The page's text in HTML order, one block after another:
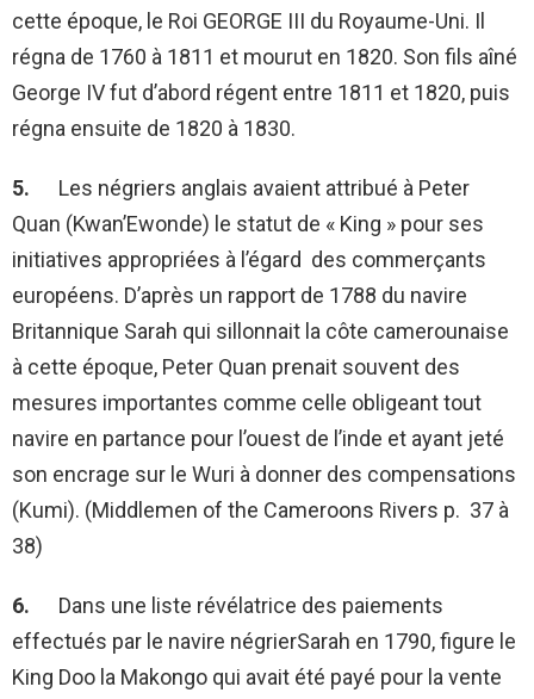
cette époque, le Roi GEORGE III du Royaume-Uni. Il
régna de 1760 à 1811 et mourut en 1820. Son fils aîné
George IV fut d’abord régent entre 1811 et 1820, puis
régna ensuite de 1820 à 1830.
5. Les négriers anglais avaient attribué à Peter
Quan (Kwan’Ewonde) le statut de « King » pour ses
initiatives appropriées à l’égard des commerçants
européens. D’après un rapport de 1788 du navire
Britannique Sarah qui sillonnait la côte camerounaise
à cette époque, Peter Quan prenait souvent des
mesures importantes comme celle obligeant tout
navire en partance pour l’ouest de l’inde et ayant jeté
son encrage sur le Wuri à donner des compensations
(Kumi). (Middlemen of the Cameroons Rivers p. 37 à
38)
6. Dans une liste révélatrice des paiements
effectués par le navire négrierSarah en 1790, figure le
King Doo la Makongo qui avait été payé pour la vente